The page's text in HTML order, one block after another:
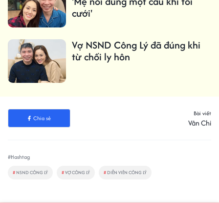
cưới'
Vợ NSND Công Lý đã đúng khi
từ chối ly hôn
Chia sẻ
Bài viết
Vân Chi
#Hashtag
# NSND CÔNG LÝ #VỢ CÔNG LÝ # DIỄN VIÊN CÔNG LÝ